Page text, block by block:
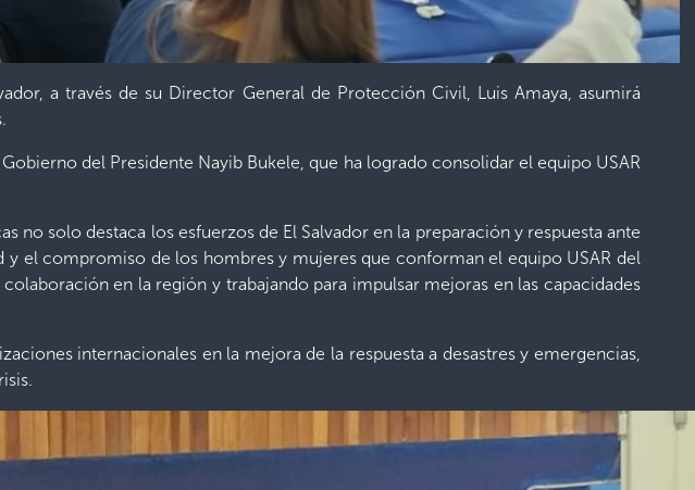
a través de su Director General de Protección Civil, Luis Amaya, asumirá
del Presidente Nayib Bukele, que ha logrado consolidar el equipo USAR
no solo destaca los esfuerzos de El Salvador en la preparación y respuesta ante
el compromiso de los hombres y mujeres que conforman el equipo USAR del
en la región y trabajando para impulsar mejoras en las capacidades
internacionales en la mejora de la respuesta a desastres y emergencias,